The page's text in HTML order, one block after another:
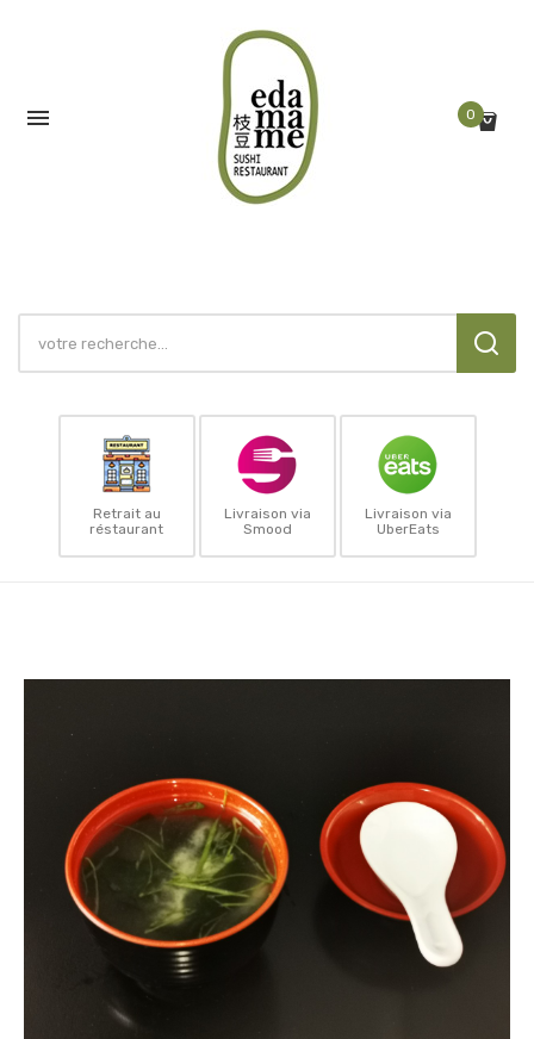
 0
Retrait au
réstaurant
Livraison via
Smood
Livraison via
UberEats